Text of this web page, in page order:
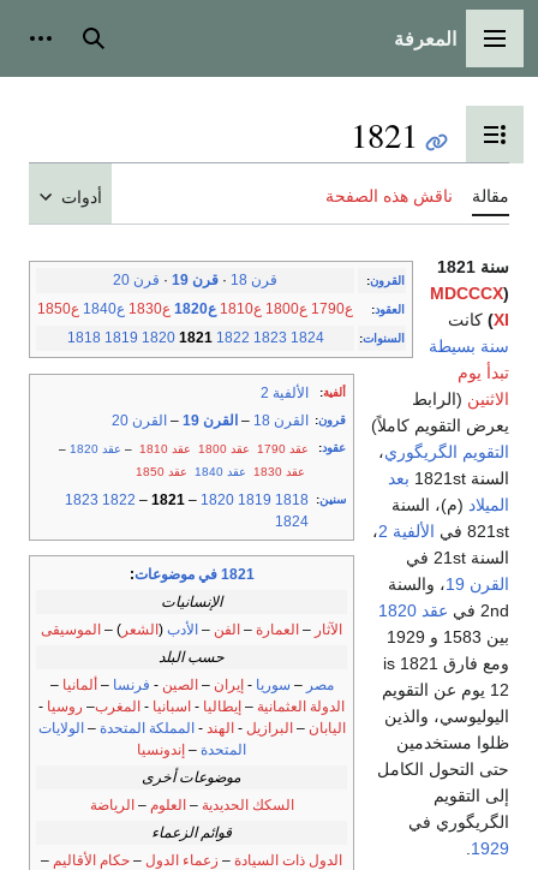
القائمة الرئيسية
المعرفة بحث
تبديل عرض جدول المحتويات
1821
مقالة ناقش هذه الصفحة أدوات
القرون: قرن 18 · قرن 19 · قرن 20
العقود: ع1790 ع1800 ع1810 ع1820 ع1830 ع1840 ع1850
السنوات:
1818 1819 1820 1821 1822 1823 1824
ألفية: الألفية 2
قرون: القرن 18 – القرن 19 – القرن 20
عقود: عقد 1790 عقد 1800 عقد 1810 – عقد 1820
–
عقد 1830
عقد 1840 عقد 1850
سنين:
1818
1819
1820
–
1821
–
1822
1823
1824
1821 في موضوعات
:
الإنسانيات
الآثار – العمارة – الفن – الأدب (الشعر ) – الموسيقى
حسب البلد
مصر – سوريا -إيران –الصين - فرنسا –ألمانيا –
الدولة العثمانية – إيطاليا - اسبانيا - المغرب– روسيا -
اليابان –البرازيل -الهند -المملكة المتحدة –الولايات
المتحدة – إندونسيا
موضوعات أخرى
السكك الحديدية –العلوم –الرياضة
قوائم الزعماء
الدول ذات السيادة – زعماء الدول – حكام الأقاليم –
سنة 1821
(
MDCCCX
XI
) كانت
سنة بسيطة
تبدأ يوم
الاثنين (الرابط
يعرض التقويم كاملاً)
التقويم الگريگوري،
السنة 1821st
بعد
الميلاد (م)، السنة
821st في
الألفية 2
،
السنة 21st في
القرن 19
، والسنة
2nd في
عقد 1820
بين 1583 و 1929
ومع فارق 1821 is
12 يوم عن التقويم
اليوليوسي، والذين
ظلوا مستخدمين
حتى التحول الكامل
إلى التقويم
الگريگوري في
1929